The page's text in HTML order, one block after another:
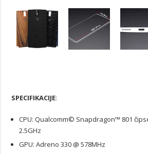
SPECIFIKACIJE:
CPU: Qualcomm© Snapdragon™ 801
2.5GHz
GPU: Adreno 330 @ 578MHz